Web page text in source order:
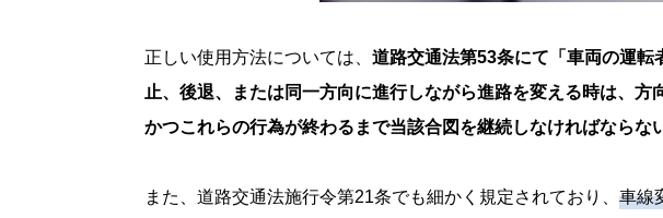
正しい使用方法については、 道路交通法第53条にて「車両の運
止、後退、または同一方向に進行しながら進路を変える時は、方
かつこれらの行為が終わるまで当該合図を継続しなければならな
また、道路交通法施行令第21条でも細かく規定されており、 車線